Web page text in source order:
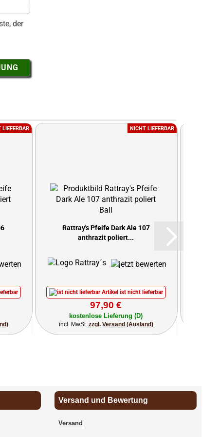
der
LIEFERBAR NICHT LIEFERBAR
Rattray's Pfeife Dark Ale 107
anthrazit poliert...
Artikel ist nicht lieferbar
97,90 €
kostenlose Lieferung (D)
incl. MwSt. zzgl. Versand (Ausland)
Versand und Bewertung
Versand